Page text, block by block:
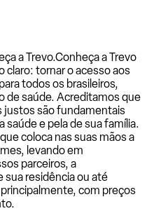
a Trevo.Conheça a Trevo
claro: tornar o acesso aos
todos os brasileiros,
de saúde. Acreditamos que
justos são fundamentais
saúde e pela de sua família.
coloca nas suas mãos a
levando em
parceiros, a
residência ou até
com preços